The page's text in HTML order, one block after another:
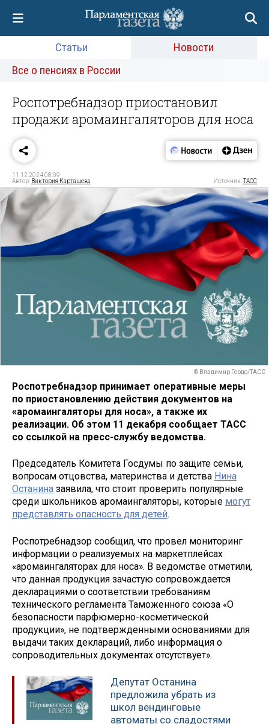
Статьи
Новости
Все о пенсиях в России
Роспотребнадзор приостановил
продажи аромаингаляторов для носа
11.12.2024 08:09
Автор: Виктория Карташева Источник:ТАСС
© Владимир Гердо/ТАСС
Роспотребнадзор принимает оперативные меры
по приостановлению действия документов на
«аромаингаляторы для носа», а также их
реализации. Об этом 11 декабря сообщает ТАСС
со ссылкой на пресс-службу ведомства.
Председатель Комитета Госдумы по защите семьи,
вопросам отцовства, материнства и детства Нина
Останина заявила, что стоит проверить популярные
среди школьников аромаингаляторы, которые могут
представлять опасность для детей.
Роспотребнадзор сообщил, что провел мониторинг
информации о реализуемых на маркетплейсах
«аромаингаляторах для носа». В ведомстве отметили,
что данная продукция зачастую сопровождается
декларациями о соответствии требованиям
технического регламента Таможенного союза «О
безопасности парфюмерно-косметической
продукции», не подтвержденными основаниями для
выдачи таких деклараций, либо информация о
сопроводительных документах отсутствует».
Депутат Останина
предложила убрать из
школ вендинговые
автоматы со сладостями